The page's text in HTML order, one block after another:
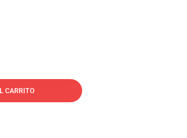
CARRITO